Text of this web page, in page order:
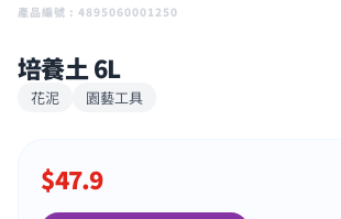
產品編號 : 4895060001250
培養土 6L
花泥 園藝工具
$47.9